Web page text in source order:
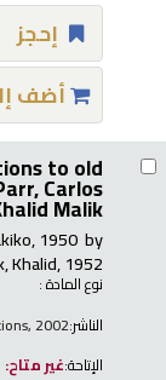
إحجز
أضف
to old
Carlos
Malik.
by
, 1950-
Khalid, 1952-
نوع المادة :
الناشر:2002
الإتاحة:غير متاح: